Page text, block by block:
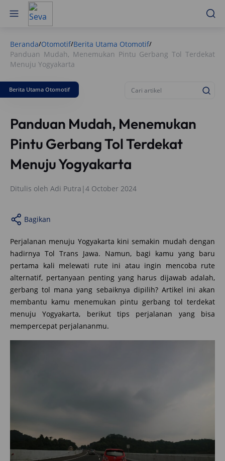
Beranda/Otomotif/Berita Utama Otomotif/
Panduan Mudah, Menemukan Pintu Gerbang Tol Terdekat
Menuju Yogyakarta
Berita Utama Otomotif
Panduan Mudah, Menemukan
Pintu Gerbang Tol Terdekat
Menuju Yogyakarta
Ditulis oleh Adi Putra |4 October 2024
Bagikan
Perjalanan menuju Yogyakarta kini semakin mudah dengan
hadirnya Tol Trans Jawa. Namun, bagi kamu yang baru
pertama kali melewati rute ini atau ingin mencoba rute
alternatif, pertanyaan penting yang harus dijawab adalah,
gerbang tol mana yang sebaiknya dipilih? Artikel ini akan
membantu kamu menemukan pintu gerbang tol terdekat
menuju Yogyakarta, berikut tips perjalanan yang bisa
mempercepat perjalananmu.